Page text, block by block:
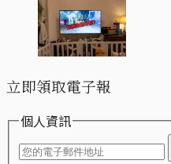
立即領取電子報
個人資訊